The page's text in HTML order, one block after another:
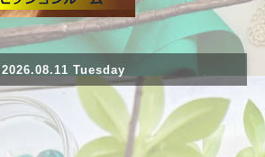
2026.08.11 Tuesday